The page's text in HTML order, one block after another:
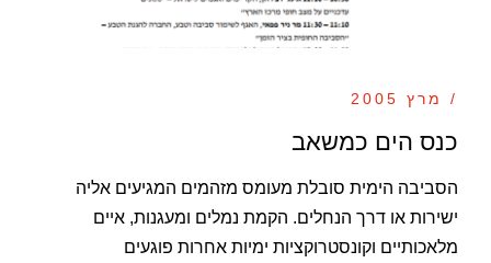
/ מרץ 2005
כנס הים כמשאב
הסביבה הימית סובלת מעומס מזהמים המגיעים אליה
ישירות או דרך הנחלים. הקמת נמלים ומעגנות, איים
מלאכותיים וקונסטרוקציות ימיות אחרות פוגעים